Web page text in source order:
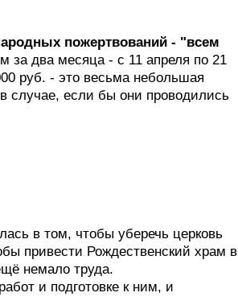
пожертвований - "всем
за два месяца - с 11 апреля по 21
руб. - это весьма небольшая
случае, если бы они проводились
в том, чтобы уберечь церковь
привести Рождественский храм в
немало труда.
и подготовке к ним, и